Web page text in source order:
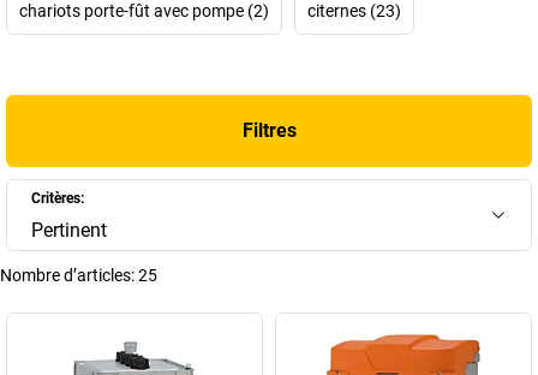
aussi bien aux entreprises qu’aux chantiers de construction ou aux
fonctionnent ces équipements, leurs différences et les points
efficace.
Afficher plus
chariots porte-fût avec pompe (2) citernes (23)
Filtres
Critères:
Pertinent
Nombre d’articles:25